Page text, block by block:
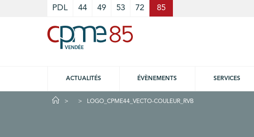
PDL 44 49 53 72 85
ACTUALITÉS ÉVÈNEMENTS SERVICES
LOGO_CPME44_VECTO-COULEUR_RVB
Cookies management panel